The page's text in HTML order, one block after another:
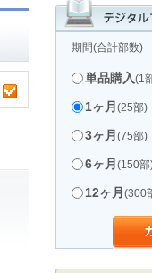
期間(合計部数)
単品購入(1
1ヶ月 (25部)
3ヶ月 (75部)
6ヶ月 (150部
12ヶ月 (300